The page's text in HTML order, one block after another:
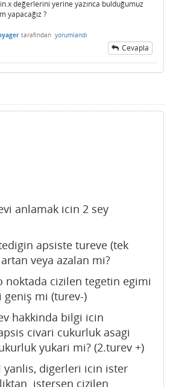
değerlerini yerine yazınca bulduğumuz
yapacağız ?
tarafından yorumlandı
Cevapla
anlamak icin 2 sey
apsiste tureve (tek
veya azalan mi?
noktada cizilen tegetin egimi
geniş mi (turev-)
hakkinda bilgi icin
civari cukurluk asagi
yukari mi? (2.turev +)
yanlis, digerleri icin ister
istersen cizilen